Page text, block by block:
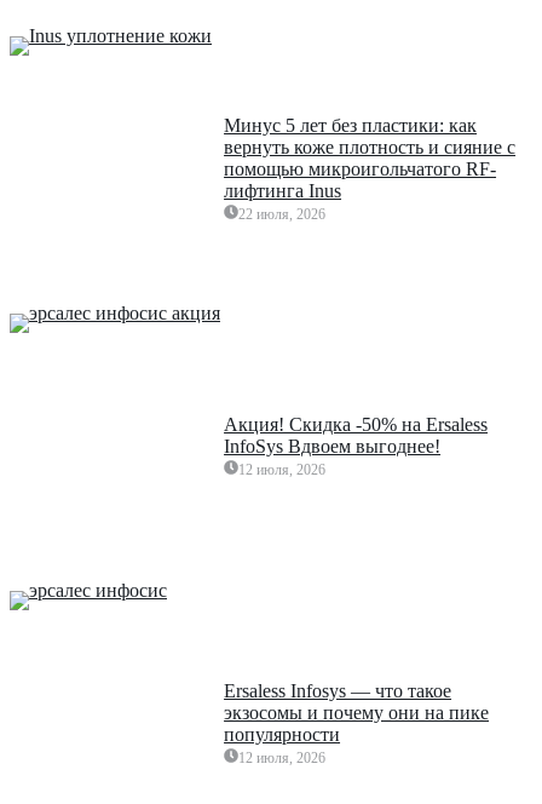
Минус 5 лет без пластики: как
вернуть коже плотность и сияние с
помощью микроигольчатого RF-
лифтинга Inus
22 июля, 2026
Акция! Скидка -50% на Ersaless
InfoSys Вдвоем выгоднее!
12 июля, 2026
Ersaless Infosys — что такое
экзосомы и почему они на пике
популярности
12 июля, 2026